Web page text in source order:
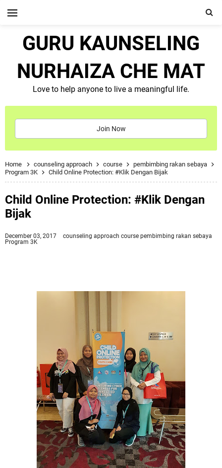
GURU KAUNSELING
NURHAIZA CHE MAT
Love to help anyone to live a meaningful life.
Join Now
Home counseling approach course
pembimbing rakan sebaya
Program 3K
Child Online Protection: #Klik Dengan Bijak
Child Online Protection: #Klik Dengan
Bijak
December 03, 2017 counseling approach course pembimbing rakan sebaya
Program 3K